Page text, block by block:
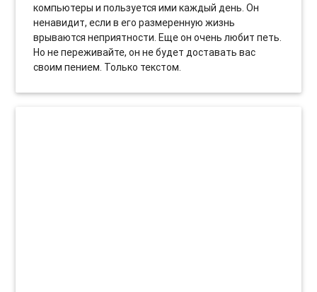
компьютеры и пользуется ими каждый день. Он
ненавидит, если в его размеренную жизнь
врываются неприятности. Еще он очень любит петь.
Но не переживайте, он не будет доставать вас
своим пением. Только текстом.